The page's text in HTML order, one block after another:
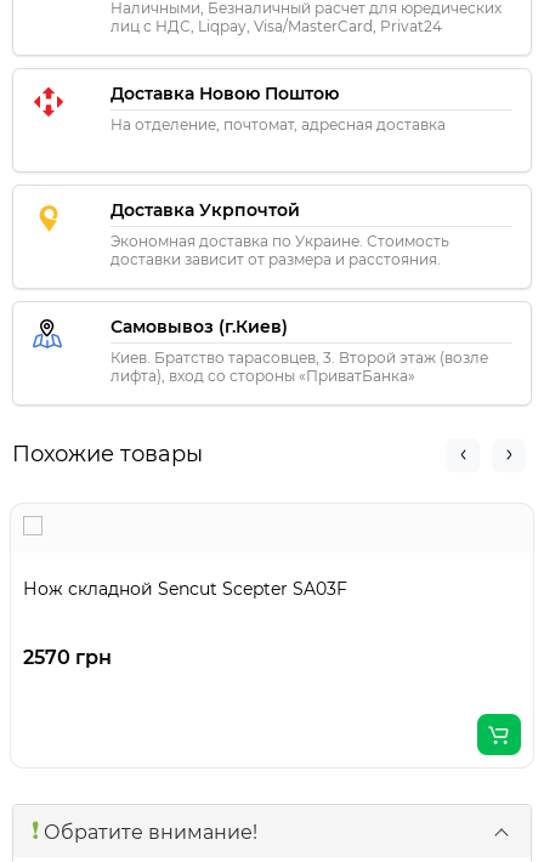
Наличными, Безналичный расчет для юредических
лиц с НДС, Liqpay, Visa/MasterCard, Privat24
Доставка Новою Поштою
На отделение, почтомат, адресная доставка
Доставка Укрпочтой
Экономная доставка по Украине. Стоимость
доставки зависит от размера и расстояния.
Самовывоз (г.Киев)
Киев. Братство тарасовцев, 3. Второй этаж (возле
лифта), вход со стороны «ПриватБанка»
Похожие товары
Нож складной Sencut Scepter SA03F
2570 грн
❗️ Обратите внимание!